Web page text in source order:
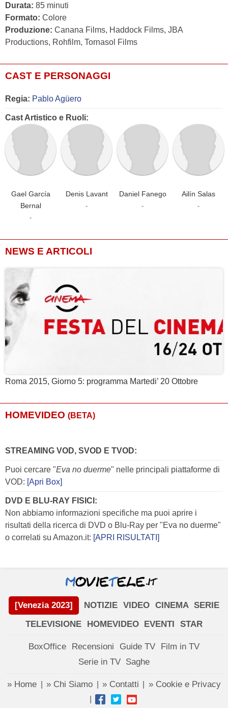
Durata: 85 minuti
Formato: Colore
Produzione: Canana Films, Haddock Films, JBA
Productions, Rohfilm, Tornasol Films
CAST E PERSONAGGI
Regia: Pablo Agüero
Cast Artistico e Ruoli:
Gael García
Bernal
-
Denis Lavant
-
Daniel Fanego
-
Ailín Salas
-
NEWS E ARTICOLI
Roma 2015, Giorno 5: programma Martedi’ 20 Ottobre
HOMEVIDEO (BETA)
STREAMING VOD, SVOD E TVOD:
Puoi cercare "Eva no duerme" nelle principali piattaforme di
VOD: [Apri Box]
DVD E BLU-RAY FISICI:
Non abbiamo informazioni specifiche ma puoi aprire i
risultati della ricerca di DVD o Blu-Ray per "Eva no duerme"
o correlati su Amazon.it: [APRI RISULTATI]
[Venezia 2023] NOTIZIE VIDEO CINEMA SERIE
TELEVISIONE
HOMEVIDEO EVENTI STAR
BoxOffice Recensioni Guide TV
Film in TV
Serie in TV Saghe
» Home » Chi Siamo » Contatti » Cookie e Privacy
|